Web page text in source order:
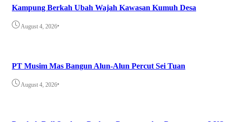
Kampung Berkah Ubah Wajah Kawasan Kumuh Desa
August 4, 2026•
PT Musim Mas Bangun Alun-Alun Percut Sei Tuan
August 4, 2026•